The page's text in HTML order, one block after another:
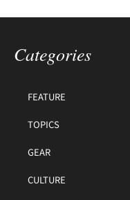
Categories
FEATURE
TOPICS
GEAR
CULTURE